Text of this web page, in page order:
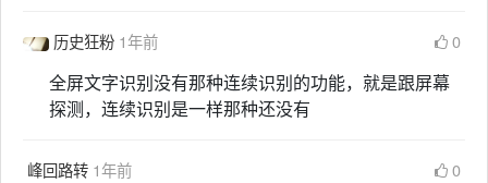
历史狂粉 1年前 0
全屏文字识别没有那种连续识别的功能，就是跟屏幕
探测，连续识别是一样那种还没有
峰回路转 1年前 0